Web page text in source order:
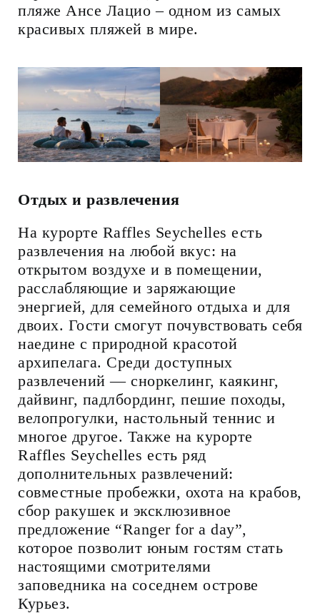
пляже Ансе Лацио – одном из самых
красивых пляжей в мире.
Отдых и развлечения
На курорте Raffles Seychelles есть
развлечения на любой вкус: на
открытом воздухе и в помещении,
расслабляющие и заряжающие
энергией, для семейного отдыха и для
двоих. Гости смогут почувствовать себя
наедине с природной красотой
архипелага. Среди доступных
развлечений — сноркелинг, каякинг,
дайвинг, падлбординг, пешие походы,
велопрогулки, настольный теннис и
многое другое. Также на курорте
Raffles Seychelles есть ряд
дополнительных развлечений:
совместные пробежки, охота на крабов,
сбор ракушек и эксклюзивное
предложение “Ranger for a day”,
которое позволит юным гостям стать
настоящими смотрителями
заповедника на соседнем острове
Курьез.